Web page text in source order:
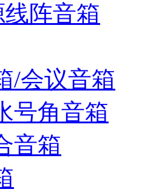
线阵音箱
/会议音箱
号角音箱
音箱